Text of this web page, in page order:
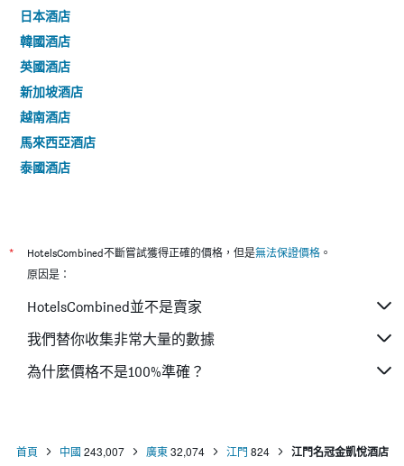
日本酒店
韓國酒店
英國酒店
新加坡酒店
越南酒店
馬來西亞酒店
泰國酒店
* HotelsCombined不斷嘗試獲得正確的價格，但是無法保證價格 。
原因是：
HotelsCombined並不是賣家
我們替你收集非常大量的數據
為什麼價格不是100%準確？
首頁 中國 243,007 廣東 32,074 江門 824 江門名冠金凱悅酒店